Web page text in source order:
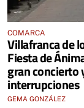
COMARCA
Villafranca de
Fiesta de
gran concierto
interrupciones
GEMA GONZÁLEZ